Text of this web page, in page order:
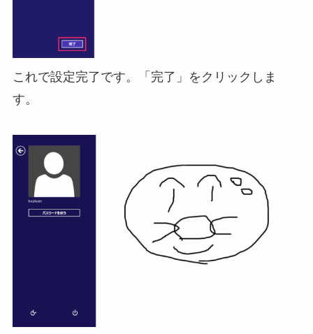
これで設定完了です。「完了」をクリックしま
す。